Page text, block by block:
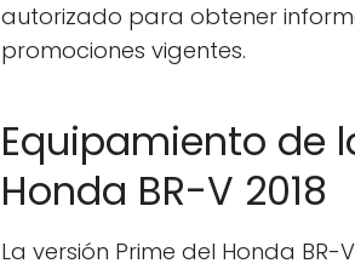
autorizado para obtener
promociones vigentes.
Equipamiento de
Honda BR-V 2018
La versión Prime del Honda